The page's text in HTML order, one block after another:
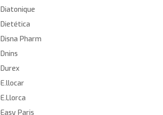
Diatonique
Dietética
Disna Pharm
Dnins
Durex
E.llocar
E.Llorca
Easy Paris